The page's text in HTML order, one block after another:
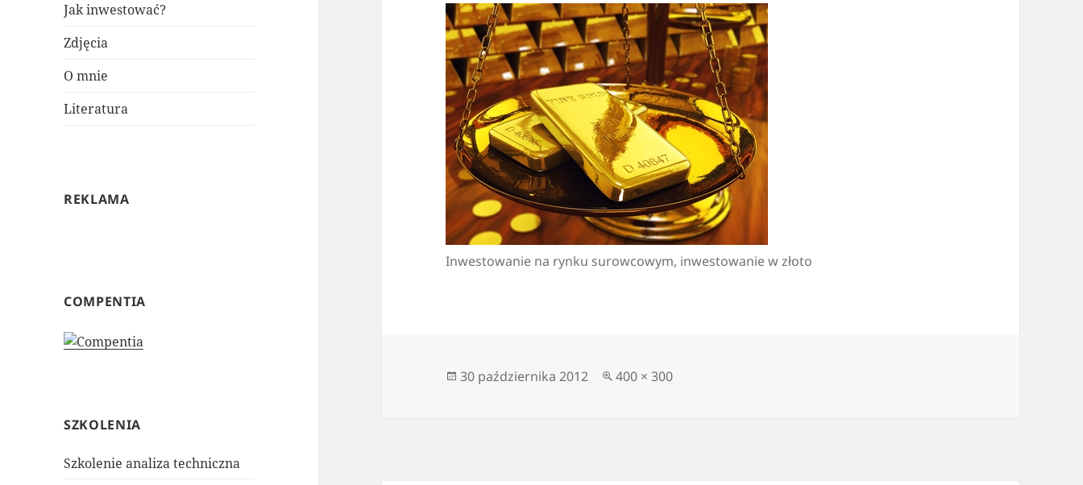
Jak inwestować?
Zdjęcia
O mnie
Literatura
REKLAMA
COMPENTIA
SZKOLENIA
Szkolenie analiza techniczna
Inwestowanie na rynku surowcowym, inwestowanie w złoto
Data
30 października 2012
Pełny
400 × 300